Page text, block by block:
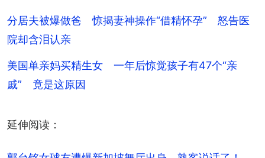
+7
分居夫被爆做爸 惊揭妻神操作“借精怀孕” 怒告医
院却含泪认亲
美国单亲妈买精生女 一年后惊觉孩子有47个“亲
戚” 竟是这原因
延伸阅读：